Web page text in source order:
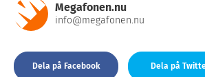
Megafonen.nu
info@megafonen.nu
Dela på Facebook Dela på